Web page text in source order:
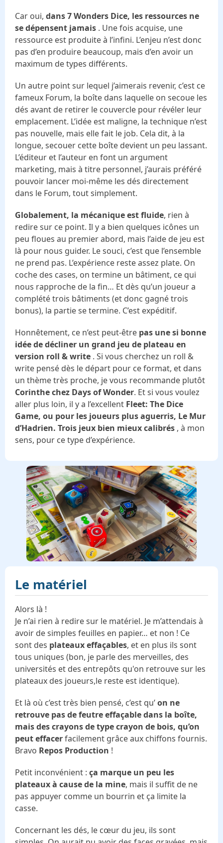
Car oui, dans 7 Wonders Dice, les ressources ne
se dépensent jamais . Une fois acquise, une
ressource est produite à l’infini. L’enjeu n’est donc
pas d’en produire beaucoup, mais d’en avoir un
maximum de types différents.
Un autre point sur lequel j’aimerais revenir, c’est ce
fameux Forum, la boîte dans laquelle on secoue les
dés avant de retirer le couvercle pour révéler leur
emplacement. L’idée est maligne, la technique n’est
pas nouvelle, mais elle fait le job. Cela dit, à la
longue, secouer cette boîte devient un peu lassant.
L’éditeur et l’auteur en font un argument
marketing, mais à titre personnel, j’aurais préféré
pouvoir lancer moi-même les dés directement
dans le Forum, tout simplement.
Globalement, la mécanique est fluide, rien à
redire sur ce point. Il y a bien quelques icônes un
peu floues au premier abord, mais l’aide de jeu est
là pour nous guider. Le souci, c’est que l’ensemble
ne prend pas. L’expérience reste assez plate. On
coche des cases, on termine un bâtiment, ce qui
nous rapproche de la fin… Et dès qu’un joueur a
complété trois bâtiments (et donc gagné trois
bonus), la partie se termine. C’est expéditif.
Honnêtement, ce n’est peut-être pas une si bonne
idée de décliner un grand jeu de plateau en
version roll & write . Si vous cherchez un roll &
write pensé dès le départ pour ce format, et dans
un thème très proche, je vous recommande plutôt
Corinthe chez Days of Wonder. Et si vous voulez
aller plus loin, il y a l’excellent Fleet: The Dice
Game, ou pour les joueurs plus aguerris, Le Mur
d’Hadrien. Trois jeux bien mieux calibrés , à mon
sens, pour ce type d’expérience.
Le matériel
Alors là !
Je n’ai rien à redire sur le matériel. Je m’attendais à
avoir de simples feuilles en papier… et non ! Ce
sont des plateaux effaçables, et en plus ils sont
tous uniques (bon, je parle des merveilles, des
universités et des entrepôts qu'on retrouve sur les
plateaux des joueurs,le reste est identique).
Et là où c’est très bien pensé, c’est qu’on ne
retrouve pas de feutre effaçable dans la boîte,
mais des crayons de type crayon de bois, qu’on
peut effacerfacilement grâce aux chiffons fournis.
Bravo Repos Production !
Petit inconvénient : ça marque un peu les
plateaux à cause de la mine, mais il suffit de ne
pas appuyer comme un bourrin et ça limite la
casse.
Concernant les dés, le cœur du jeu, ils sont